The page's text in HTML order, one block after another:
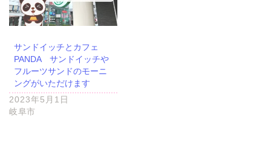
サンドイッチとカフェ
PANDA サンドイッチや
フルーツサンドのモーニ
ングがいただけます
2023年5月1日
岐阜市